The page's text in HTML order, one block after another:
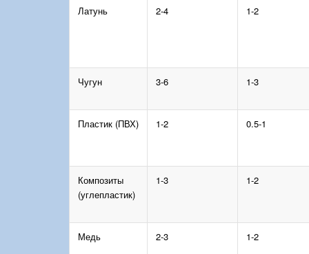
Латунь 2-4 1-2
Чугун 3-6 1-3
Пластик (ПВХ) 1-2 0.5-1
Композиты
(углепластик)
1-3 1-2
Медь 2-3 1-2